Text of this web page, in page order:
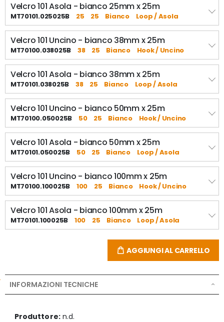
Velcro 101 Asola - bianco 25mm x 25m
MT70101.025025B 25 25 Bianco Loop / Asola
Velcro 101 Uncino - bianco 38mm x 25m
MT70100.038025B 38 25 Bianco Hook / Uncino
Velcro 101 Asola - bianco 38mm x 25m
MT70101.038025B 38 25 Bianco Loop / Asola
Velcro 101 Uncino - bianco 50mm x 25m
MT70100.050025B 50 25 Bianco Hook / Uncino
Velcro 101 Asola - bianco 50mm x 25m
MT70101.050025B 50 25 Bianco Loop / Asola
Velcro 101 Uncino - bianco 100mm x 25m
MT70100.100025B 100 25 Bianco Hook / Uncino
Velcro 101 Asola - bianco 100mm x 25m
MT70101.100025B 100 25 Bianco Loop / Asola
AGGIUNGI AL CARRELLO
INFORMAZIONI TECNICHE
Produttore:n.d.